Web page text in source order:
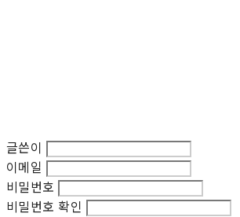
글쓴이
이메일
비밀번호
비밀번호 확인